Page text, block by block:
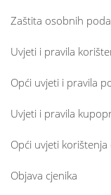
Zaštita osobnih
Uvjeti i pravila
Opći uvjeti i pravila
Uvjeti i pravila
Opći uvjeti
Objava cjenika